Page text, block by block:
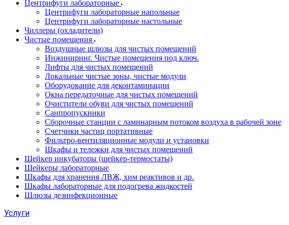
Центрифуги лабораторные
Центрифуги лабораторные напольные
Центрифуги лабораторные настольные
Чиллеры (охладители)
Чистые помещения
Воздушные шлюзы для чистых помещений
Инжиниринг. Чистые помещения под ключ.
Лифты для чистых помещений
Локальные чистые зоны, чистые модули
Оборудование для деконтаминации
Окна передаточные для чистых помещений
Очистители обуви для чистых помещений
Санпропускники
Сборочные станции с ламинарным потоком воздуха в рабочей зоне
Счетчики частиц портативные
Фильтро-вентиляционные модули и установки
Шкафы и тележки для чистых помещений
Шейкер инкубаторы (шейкер-термостаты)
Шейкеры лабораторные
Шкафы для хранения ЛВЖ, хим реактивов и др.
Шкафы лабораторные для подогрева жидкостей
Шлюзы дезинфекционные
Услуги